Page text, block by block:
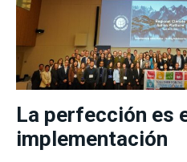
La perfección es
implementación